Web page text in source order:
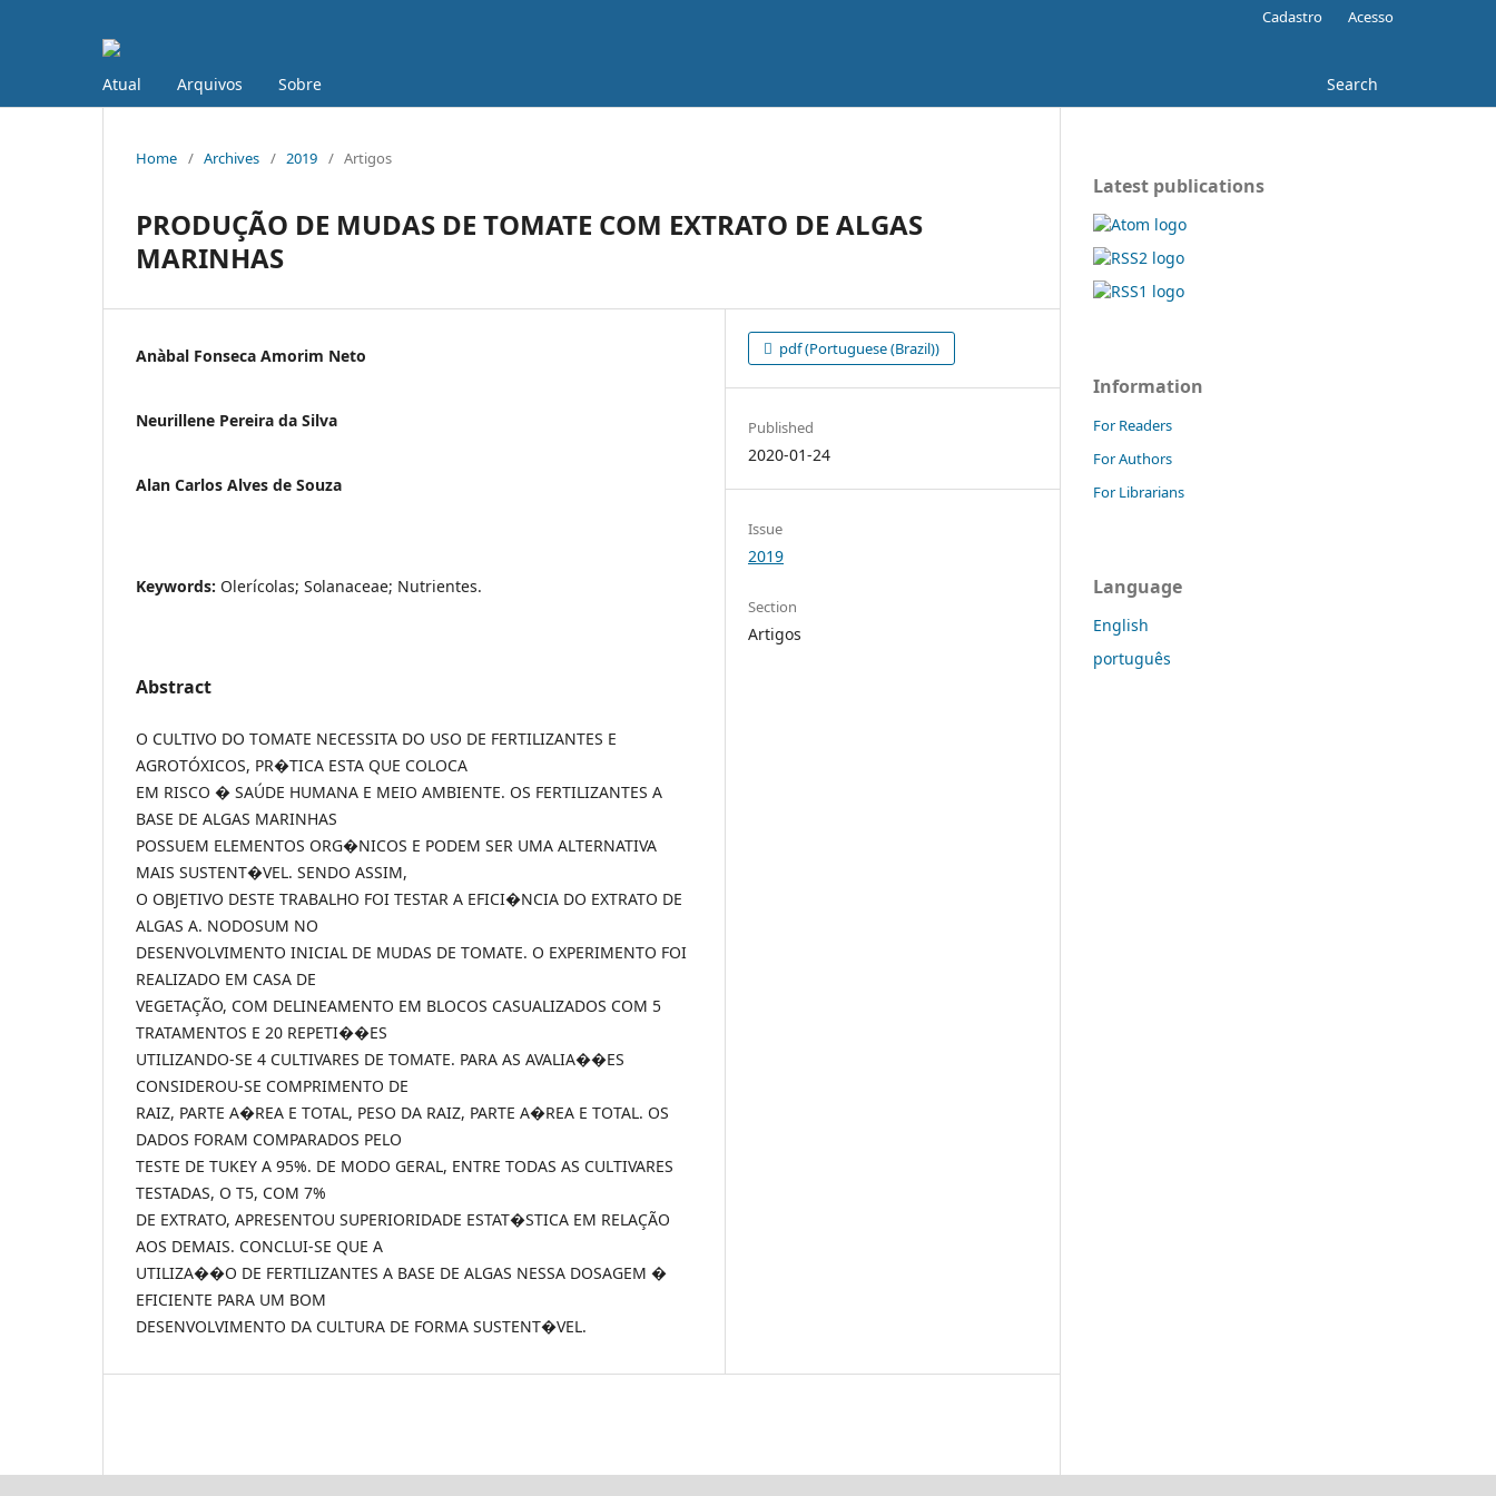
Atual Arquivos Sobre Search
Cadastro Acesso
Home / Archives / 2019 / Artigos
PRODUÇÃO DE MUDAS DE TOMATE COM EXTRATO DE ALGAS
MARINHAS
Anà­bal Fonseca Amorim Neto
Neurillene Pereira da Silva
Alan Carlos Alves de Souza
Keywords: Olerícolas; Solanaceae; Nutrientes.
Abstract
O CULTIVO DO TOMATE NECESSITA DO USO DE FERTILIZANTES E
AGROTÓXICOS, PR�TICA ESTA QUE COLOCA
EM RISCO � SAÚDE HUMANA E MEIO AMBIENTE. OS FERTILIZANTES A
BASE DE ALGAS MARINHAS
POSSUEM ELEMENTOS ORG�NICOS E PODEM SER UMA ALTERNATIVA
MAIS SUSTENT�VEL. SENDO ASSIM,
O OBJETIVO DESTE TRABALHO FOI TESTAR A EFICI�NCIA DO EXTRATO DE
ALGAS A. NODOSUM NO
DESENVOLVIMENTO INICIAL DE MUDAS DE TOMATE. O EXPERIMENTO FOI
REALIZADO EM CASA DE
VEGETAÇÃO, COM DELINEAMENTO EM BLOCOS CASUALIZADOS COM 5
TRATAMENTOS E 20 REPETI��ES
UTILIZANDO-SE 4 CULTIVARES DE TOMATE. PARA AS AVALIA��ES
CONSIDEROU-SE COMPRIMENTO DE
RAIZ, PARTE A�REA E TOTAL, PESO DA RAIZ, PARTE A�REA E TOTAL. OS
DADOS FORAM COMPARADOS PELO
TESTE DE TUKEY A 95%. DE MODO GERAL, ENTRE TODAS AS CULTIVARES
TESTADAS, O T5, COM 7%
DE EXTRATO, APRESENTOU SUPERIORIDADE ESTAT�STICA EM RELAÇÃO
AOS DEMAIS. CONCLUI-SE QUE A
UTILIZA��O DE FERTILIZANTES A BASE DE ALGAS NESSA DOSAGEM �
EFICIENTE PARA UM BOM
DESENVOLVIMENTO DA CULTURA DE FORMA SUSTENT�VEL.
pdf (Portuguese (Brazil))
Published
2020-01-24
Issue
2019
Section
Artigos
Latest publications
Information
For Readers
For Authors
For Librarians
Language
English
português